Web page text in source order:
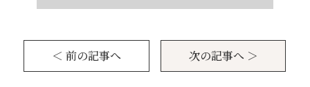
＜ 前の記事へ 次の記事へ ＞